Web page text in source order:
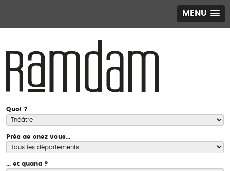
MENU
Quoi ?
Près de chez vous...
... et quand ?